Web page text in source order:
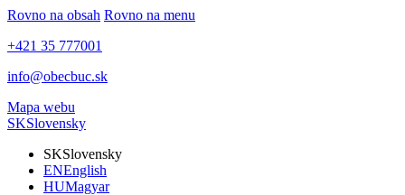
Rovno na obsah Rovno na menu
+421 35 777001
info@obecbuc.sk
Mapa webu
SKSlovensky
SKSlovensky
ENEnglish
HUMagyar